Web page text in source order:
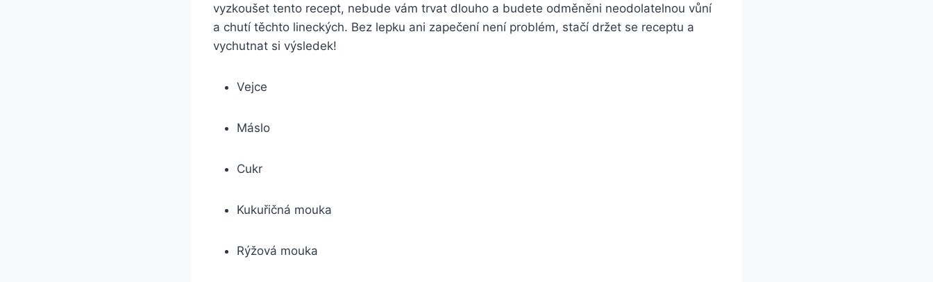
vyzkoušet tento recept, nebude vám trvat dlouho a budete odměněni neodolatelnou vůní
a chutí těchto lineckých. Bez lepku ani zapečení není problém, stačí držet se receptu a
vychutnat si výsledek!
Vejce
Máslo
Cukr
Kukuřičná mouka
Rýžová mouka